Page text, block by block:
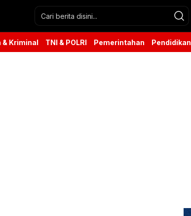
& Kriminal TNI & POLRI Pemerintahan Pendidikan